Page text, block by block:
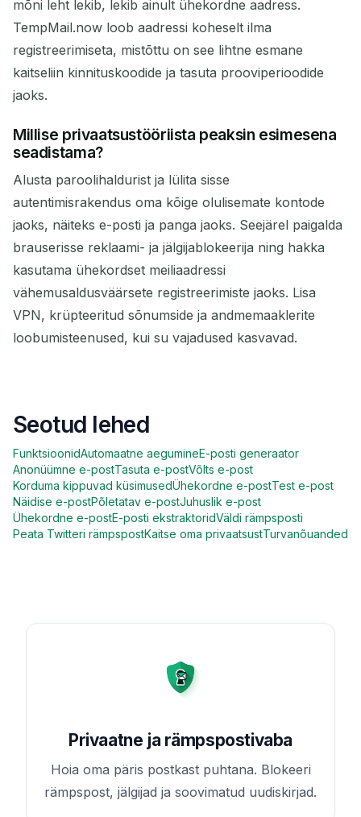
mõni leht lekib, lekib ainult ühekordne aadress.
TempMail.now loob aadressi koheselt ilma
registreerimiseta, mistõttu on see lihtne esmane
kaitseliin kinnituskoodide ja tasuta prooviperioodide
jaoks.
Millise privaatsustööriista peaksin esimesena
seadistama?
Alusta paroolihaldurist ja lülita sisse
autentimisrakendus oma kõige olulisemate kontode
jaoks, näiteks e-posti ja panga jaoks. Seejärel paigalda
brauserisse reklaami- ja jälgijablokeerija ning hakka
kasutama ühekordset meiliaadressi
vähemusaldusväärsete registreerimiste jaoks. Lisa
VPN, krüpteeritud sõnumside ja andmemaaklerite
loobumisteenused, kui su vajadused kasvavad.
Seotud lehed
FunktsioonidAutomaatne aegumineE-posti generaator
Anonüümne e-postTasuta e-postVõlts e-post
Korduma kippuvad küsimusedÜhekordne e-postTest e-post
Näidise e-postPõletatav e-postJuhuslik e-post
Ühekordne e-postE-posti ekstraktoridVäldi rämpsposti
Peata Twitteri rämpspostKaitse oma privaatsustTurvanõuanded
Privaatne ja rämpspostivaba
Hoia oma päris postkast puhtana. Blokeeri
rämpspost, jälgijad ja soovimatud uudiskirjad.